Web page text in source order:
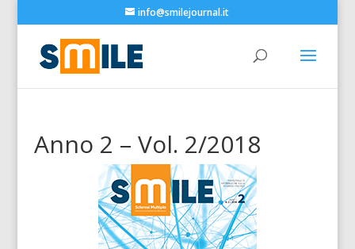
info@smilejournal.it
Anno 2 – Vol. 2/2018